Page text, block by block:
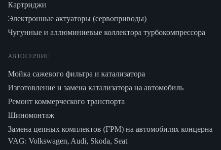
Картриджи
Электронные актуаторы (сервоприводы)
Чугунные и аллюминиевые коллектора турбокомпрессора
АВТОСЕРВИС
Мойка сажевого фильтра и катализатора
Изготовление и замена катализатора на автомобиль
Ремонт коммерческого транспорта
Шиномонтаж
Замена цепных комплектов (ГРМ) на автомобилях концерна
VAG: Volkswagen, Audi, Skoda, Seat